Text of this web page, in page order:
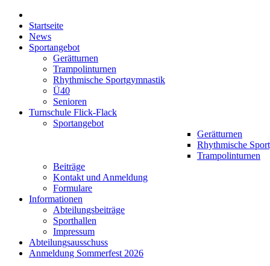
Startseite
News
Sportangebot
Gerätturnen
Trampolinturnen
Rhythmische Sportgymnastik
Ü40
Senioren
Turnschule Flick-Flack
Sportangebot
Gerätturnen
Rhythmische
Trampolinturnen
Beiträge
Kontakt und Anmeldung
Formulare
Informationen
Abteilungsbeiträge
Sporthallen
Impressum
Abteilungsausschuss
Anmeldung Sommerfest 2026